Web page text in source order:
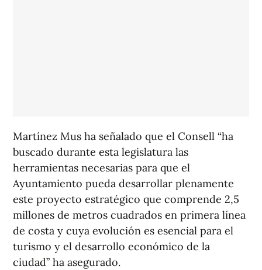
Martínez Mus ha señalado que el Consell “ha
buscado durante esta legislatura las
herramientas necesarias para que el
Ayuntamiento pueda desarrollar plenamente
este proyecto estratégico que comprende 2,5
millones de metros cuadrados en primera línea
de costa y cuya evolución es esencial para el
turismo y el desarrollo económico de la
ciudad” ha asegurado.